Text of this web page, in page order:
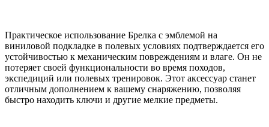
Практическое использование Брелка с эмблемой на
виниловой подкладке в полевых условиях подтверждается его
устойчивостью к механическим повреждениям и влаге. Он не
потеряет своей функциональности во время походов,
экспедиций или полевых тренировок. Этот аксессуар станет
отличным дополнением к вашему снаряжению, позволяя
быстро находить ключи и другие мелкие предметы.